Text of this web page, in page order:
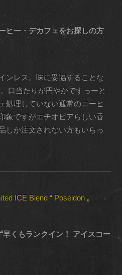
ヒー・デカフェをお探しの方
ンレス。味に妥協することな
口当たりが円やかですっーと
処理していない通常のコーヒ
象ですがエチオピアらしい香
しか注文されない方もいらっ
ICE Blend “ Poseidon „
くもランクイン！ アイスコー